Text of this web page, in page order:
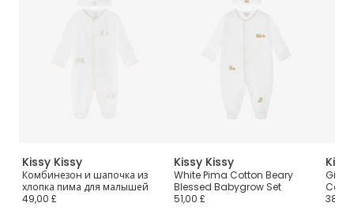
Kissy Kissy
Комбинезон и шапочка из
хлопка пима для малышей
49,00 £
Kissy Kissy
White Pima Cotton Beary
Blessed Babygrow Set
51,00 £
Girls
38,00